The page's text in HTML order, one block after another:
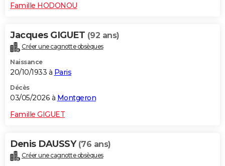
Famille HODONOU
Jacques GIGUET (92 ans)
Créer une cagnotte obsèques
Naissance
20/10/1933 à Paris
Décès
03/05/2026 à Montgeron
Famille GIGUET
Denis DAUSSY (76 ans)
Créer une cagnotte obsèques